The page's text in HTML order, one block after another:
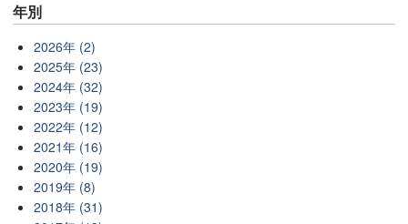
年別
2026年 (2)
2025年 (23)
2024年 (32)
2023年 (19)
2022年 (12)
2021年 (16)
2020年 (19)
2019年 (8)
2018年 (31)